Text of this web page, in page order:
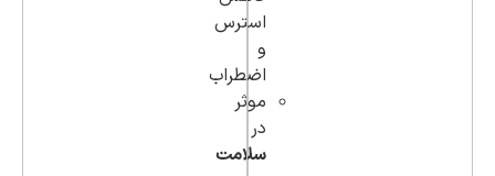
استرس
و
اضطراب
موثر
در
سلامت